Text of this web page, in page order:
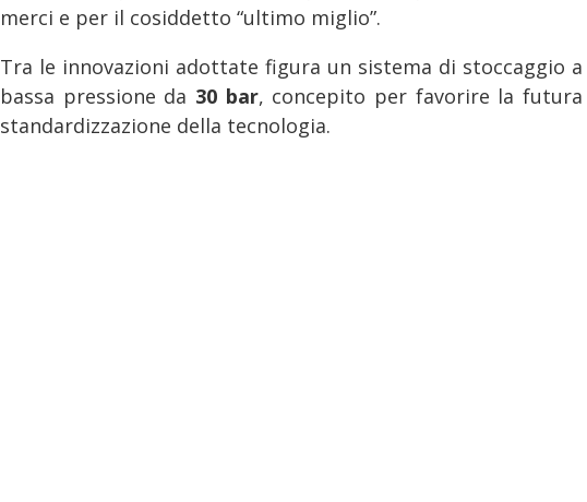
merci e per il cosiddetto “ultimo miglio”.
Tra le innovazioni adottate figura un sistema di stoccaggio a
bassa pressione da 30 bar, concepito per favorire la futura
standardizzazione della tecnologia.